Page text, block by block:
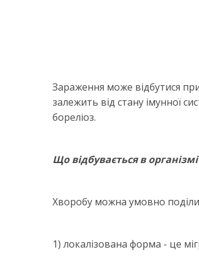
Зараження може відбутися
залежить від стану імунної
бореліоз.
Що відбувається в
Хворобу можна умовно
1) локалізована форма - це